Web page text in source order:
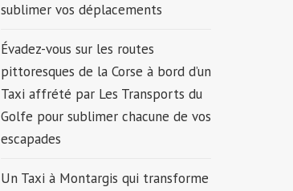
sublimer vos déplacements
Évadez-vous sur les routes
pittoresques de la Corse à bord d’un
Taxi affrété par Les Transports du
Golfe pour sublimer chacune de vos
escapades
Un Taxi à Montargis qui transforme